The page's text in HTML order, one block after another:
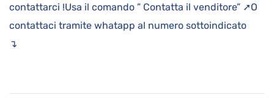
contattarci !Usa il comando ” Contatta il venditore” ➚O
contattaci tramite whatapp al numero sottoindicato
↴